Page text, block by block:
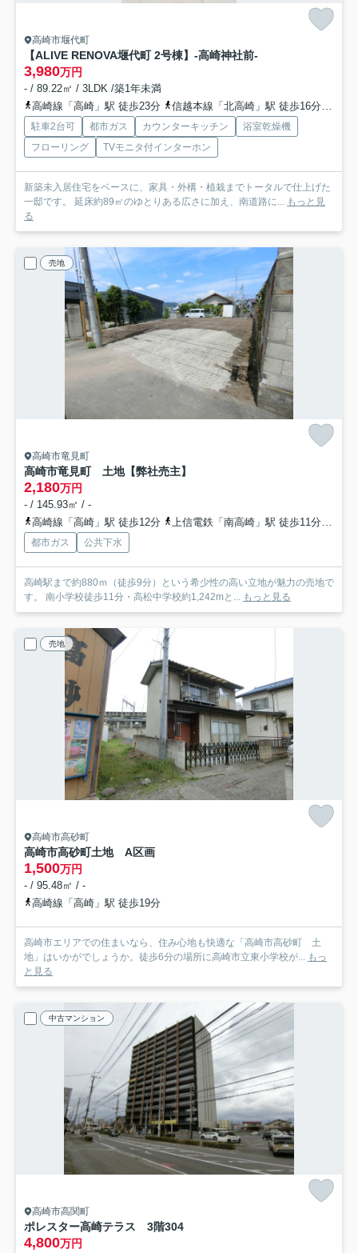
高崎市堰代町
【ALIVE RENOVA堰代町 2号棟】‐高崎神社前-
3,980万円
- / 89.22㎡ / 3LDK /築1年未満
高崎線「高崎」駅 徒歩23分
信越本線「北高崎」駅 徒歩16分
駐車2台可 都市ガス カウンターキッチン
浴室乾燥機
フローリング
TVモニタ付インターホン
新築未入居住宅をベースに、家具・外構・植栽までトータルで仕上げた
一邸です。 延床約89㎡のゆとりある広さに加え、南道路に... もっと見
る
売地
高崎市竜見町
高崎市竜見町 土地【弊社売主】
2,180万円
- / 145.93㎡ / -
高崎線「高崎」駅 徒歩12分
上信電鉄「南高崎」駅 徒歩11分
都市ガス 公共下水
高崎駅まで約880ｍ（徒歩9分）という希少性の高い立地が魅力の売地で
す。 南小学校徒歩11分・高松中学校約1,242mと... もっと見る
売地
高崎市高砂町
高崎市高砂町土地 A区画
1,500万円
- / 95.48㎡ / -
高崎線「高崎」駅 徒歩19分
高崎市エリアでの住まいなら、住み心地も快適な「高崎市高砂町 土
地」はいかがでしょうか。徒歩6分の場所に高崎市立東小学校が... もっ
と見る
中古マンション
高崎市高関町
ポレスター高崎テラス 3階304
4,800万円